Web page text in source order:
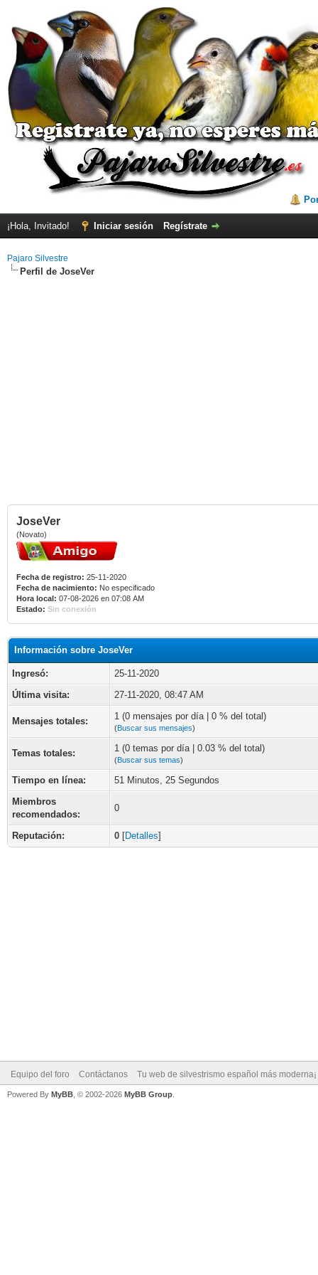
¡Hola, Invitado! Iniciar sesión Regístrate
Pajaro Silvestre
Perfil de JoseVer
JoseVer
(Novato)
Fecha de registro: 25-11-2020
Fecha de nacimiento: No especificado
Hora local: 07-08-2026 en 07:08 AM
Estado: Sin conexión
Información sobre JoseVer
Ingresó:
25-11-2020
Última visita:
27-11-2020, 08:47 AM
Mensajes totales: 1 (0 mensajes por día | 0 % del total)
(Buscar sus mensajes)
Temas totales: 1 (0 temas por día | 0.03 % del total)
(Buscar sus temas)
Tiempo en línea:
51 Minutos, 25 Segundos
Miembros
recomendados:
0
Reputación: 0 [Detalles]
Equipo del foro Contáctanos Tu web de silvestrismo español más moderna¡
Powered By MyBB , © 2002-2026 MyBB Group